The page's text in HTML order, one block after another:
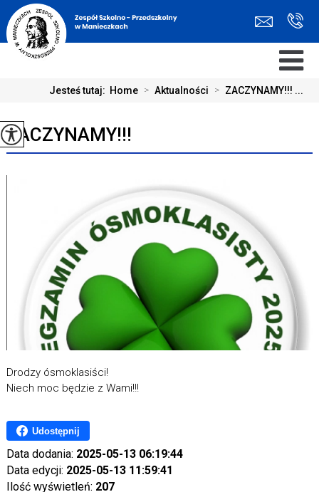
Jesteś tutaj: Home > Aktualności > ZACZYNAMY!!! ...
ZACZYNAMY!!!
Drodzy ósmoklasiści!
Niech moc będzie z Wami!!!
Udostępnij
Data dodania: 2025-05-13 06:19:44
Data edycji: 2025-05-13 11:59:41
Ilość wyświetleń: 207